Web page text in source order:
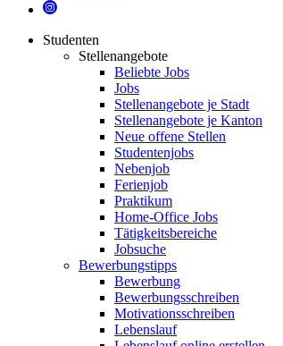
Studenten
Stellenangebote
Beliebte Jobs
Jobs
Stellenangebote je Stadt
Stellenangebote je Kanton
Neue offene Stellen
Studentenjobs
Nebenjob
Ferienjob
Praktikum
Home-Office Jobs
Tätigkeitsbereiche
Jobsuche
Bewerbungstipps
Bewerbung
Bewerbungsschreiben
Motivationsschreiben
Lebenslauf